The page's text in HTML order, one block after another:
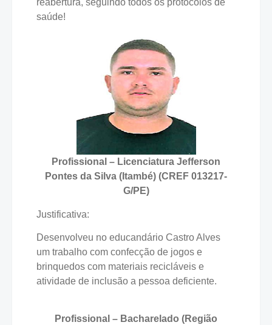
saúde!
Profissional – Licenciatura Jefferson
Pontes da Silva (Itambé) (CREF 013217-
G/PE)
Justificativa:
Desenvolveu no educandário Castro Alves
um trabalho com confecção de jogos e
brinquedos com materiais recicláveis e
atividade de inclusão a pessoa deficiente.
Profissional – Bacharelado (Região